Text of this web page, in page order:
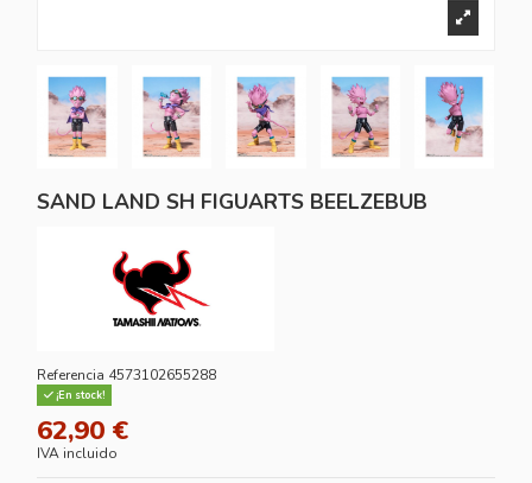
SAND LAND SH FIGUARTS BEELZEBUB
Referencia 4573102655288
¡En stock!
62,90 €
IVA incluido